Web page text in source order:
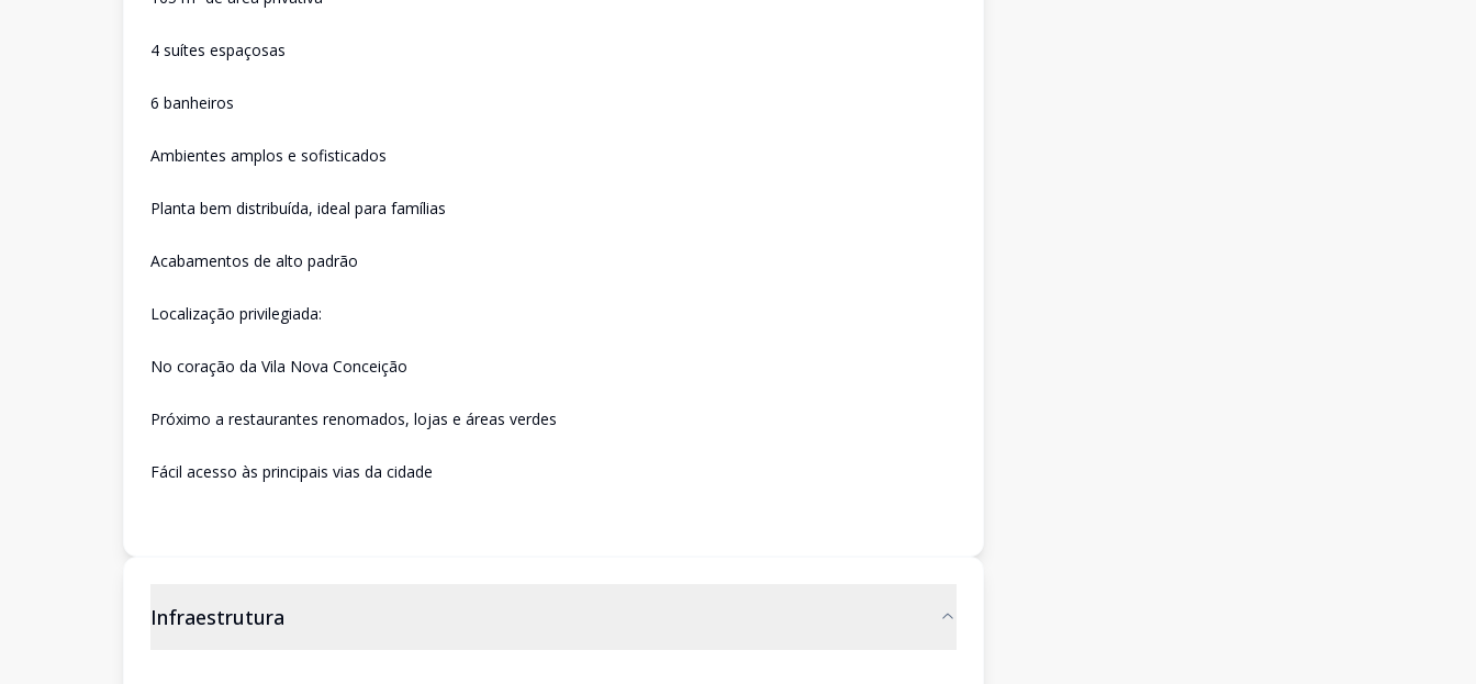
4 suítes espaçosas
6 banheiros
Ambientes amplos e sofisticados
Planta bem distribuída, ideal para famílias
Acabamentos de alto padrão
Localização privilegiada:
No coração da Vila Nova Conceição
Próximo a restaurantes renomados, lojas e áreas verdes
Fácil acesso às principais vias da cidade
Infraestrutura